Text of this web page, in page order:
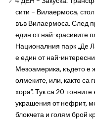
сити – Вилаермоса,
във Вилаермоса. След
един от най-красивите
Националния парк „Де
е един от най-
Мезоамерика, където е
олмеките, или, както са
хора”. Тук са 20-
украшения от нефрит,
блокчета и голям брой